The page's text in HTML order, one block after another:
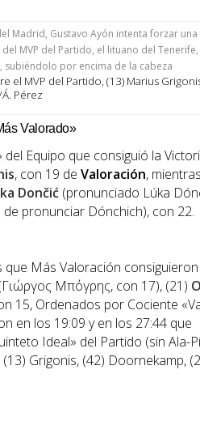
el MVP del Partido, (13) Marius
Pérez
Valorado»
Equipo que consiguió la
, con 19 de Valoración,
Dončić (pronunciado Lúka
pronunciar Dónchich), con 22.
que Más Valoración
Μπόγρης, con 17), (21)
15, Ordenados por Cociente
en los 19:09 y en los 27:44 que
Ideal» del Partido (sin Ala-
Grigonis, (42) Doornekamp,